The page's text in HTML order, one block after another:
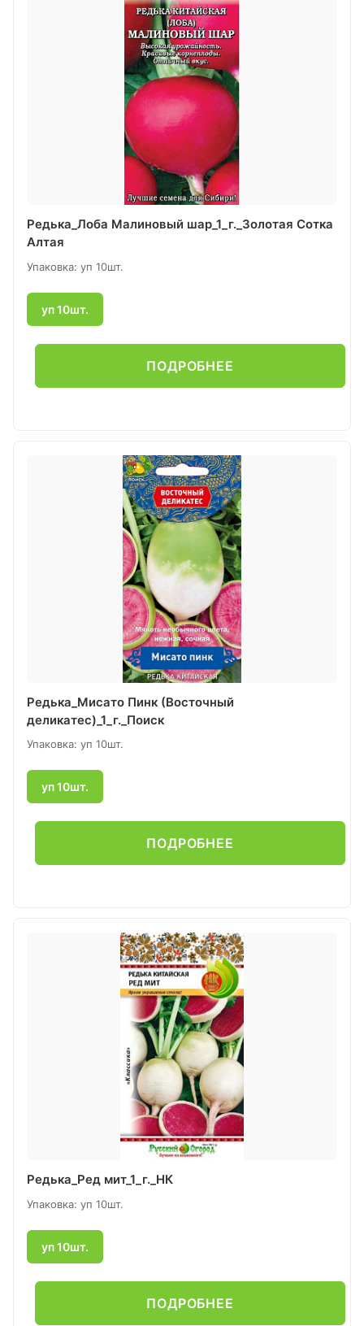
Редька_Лоба Малиновый шар_1_г._Золотая Сотка
Алтая
Упаковка: уп 10шт.
уп 10шт.
ПОДРОБНЕЕ
Редька_Мисато Пинк (Восточный
деликатес)_1_г._Поиск
Упаковка: уп 10шт.
уп 10шт.
ПОДРОБНЕЕ
Редька_Ред мит_1_г._НК
Упаковка: уп 10шт.
уп 10шт.
ПОДРОБНЕЕ